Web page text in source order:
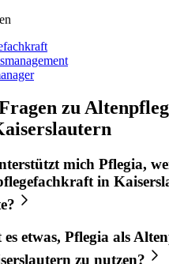
zu
mich Pflegia,
in
etwas, Pflegia als
zu nutzen?